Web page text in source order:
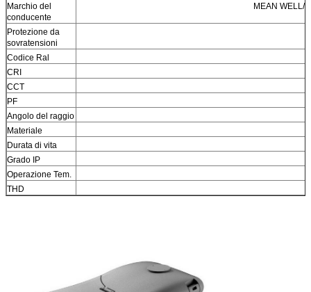
Marchio del
conducente
MEAN WELL/
Protezione da
sovratensioni
Codice Ral
CRI
CCT
PF
Angolo del raggio
Materiale
Durata di vita
Grado IP
Operazione Tem.
THD